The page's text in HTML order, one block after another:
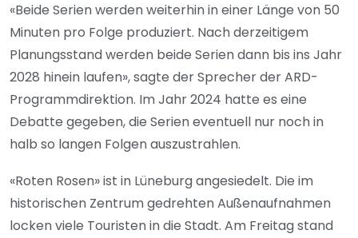
«Beide Serien werden weiterhin in einer Länge von 50
Minuten pro Folge produziert. Nach derzeitigem
Planungsstand werden beide Serien dann bis ins Jahr
2028 hinein laufen», sagte der Sprecher der ARD-
Programmdirektion. Im Jahr 2024 hatte es eine
Debatte gegeben, die Serien eventuell nur noch in
halb so langen Folgen auszustrahlen.
«Roten Rosen» ist in Lüneburg angesiedelt. Die im
historischen Zentrum gedrehten Außenaufnahmen
locken viele Touristen in die Stadt. Am Freitag stand